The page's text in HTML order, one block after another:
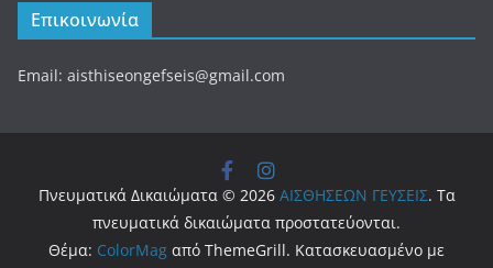
Επικοινωνία
Email: aisthiseongefseis@gmail.com
Πνευματικά Δικαιώματα © 2026 ΑΙΣΘΗΣΕΩΝ ΓΕΥΣΕΙΣ. Τα
πνευματικά δικαιώματα προστατεύονται.
Θέμα: ColorMag από ThemeGrill. Κατασκευασμένο με